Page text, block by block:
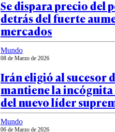
Se dispara precio del
detrás del fuerte
mercados
Mundo
08 de Marzo de 2026
Irán eligió al sucesor
mantiene la
del nuevo líder
Mundo
06 de Marzo de 2026